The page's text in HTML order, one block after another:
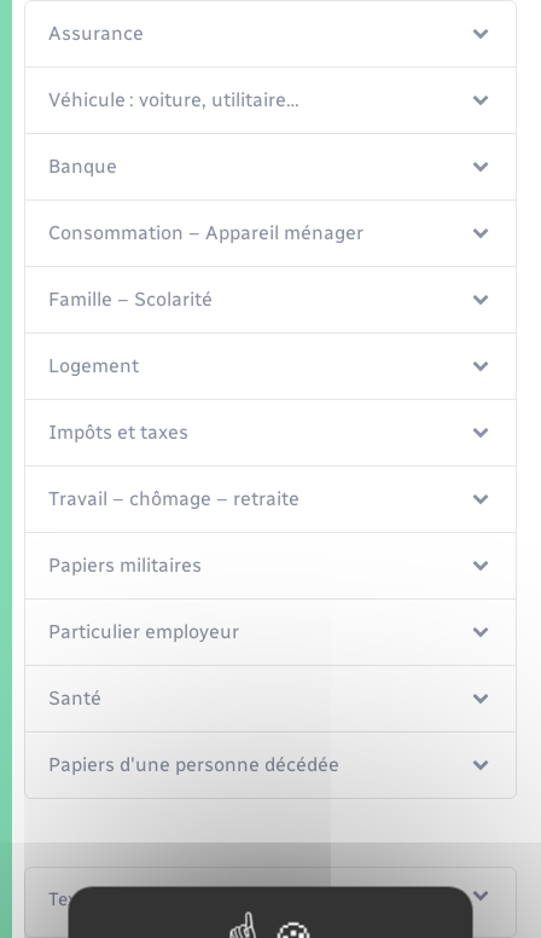
Assurance
Véhicule : voiture, utilitaire…
Banque
Consommation – Appareil ménager
Famille – Scolarité
Logement
Impôts et taxes
Travail – chômage – retraite
Papiers militaires
Particulier employeur
Santé
Papiers d'une personne décédée
Textes de référence